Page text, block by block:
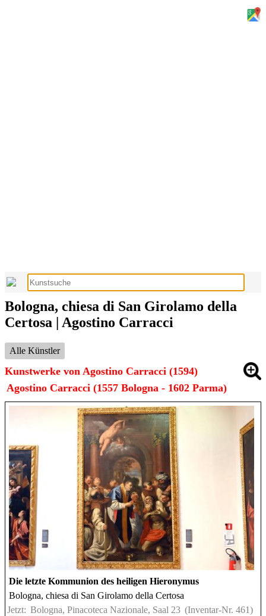
Bologna, chiesa di San Girolamo della
Certosa | Agostino Carracci
Alle Künstler
Kunstwerke von Agostino Carracci (1594)
Agostino Carracci (1557 Bologna - 1602 Parma)
Die letzte Kommunion des heiligen Hieronymus
Bologna, chiesa di San Girolamo della Certosa
Jetzt: Bologna, Pinacoteca Nazionale, Saal 23 (Inventar-Nr. 461)